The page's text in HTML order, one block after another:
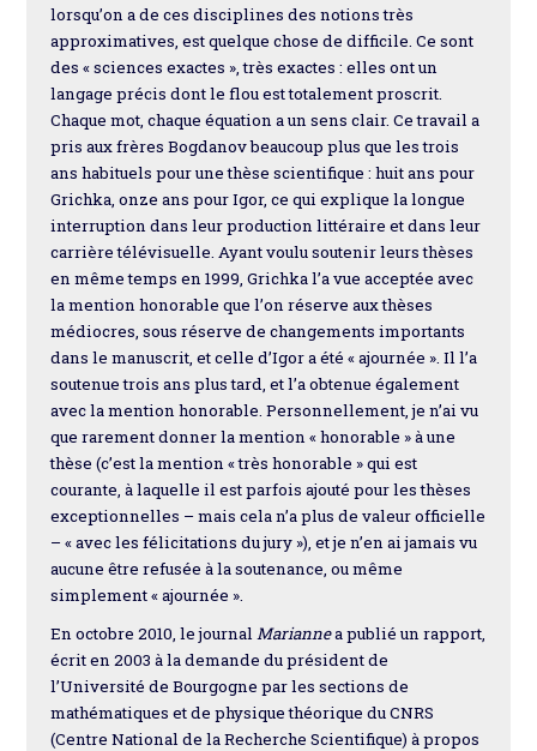
lorsqu’on a de ces disciplines des notions très
approximatives, est quelque chose de difficile. Ce sont
des « sciences exactes », très exactes : elles ont un
langage précis dont le flou est totalement proscrit.
Chaque mot, chaque équation a un sens clair. Ce travail a
pris aux frères Bogdanov beaucoup plus que les trois
ans habituels pour une thèse scientifique : huit ans pour
Grichka, onze ans pour Igor, ce qui explique la longue
interruption dans leur production littéraire et dans leur
carrière télévisuelle. Ayant voulu soutenir leurs thèses
en même temps en 1999, Grichka l’a vue acceptée avec
la mention honorable que l’on réserve aux thèses
médiocres, sous réserve de changements importants
dans le manuscrit, et celle d’Igor a été « ajournée ». Il l’a
soutenue trois ans plus tard, et l’a obtenue également
avec la mention honorable. Personnellement, je n’ai vu
que rarement donner la mention « honorable » à une
thèse (c’est la mention « très honorable » qui est
courante, à laquelle il est parfois ajouté pour les thèses
exceptionnelles – mais cela n’a plus de valeur officielle
– « avec les félicitations du jury »), et je n’en ai jamais vu
aucune être refusée à la soutenance, ou même
simplement « ajournée ».
En octobre 2010, le journalMariannea publié un rapport,
écrit en 2003 à la demande du président de
l’Université de Bourgogne par les sections de
mathématiques et de physique théorique du CNRS
(Centre National de la Recherche Scientifique) à propos